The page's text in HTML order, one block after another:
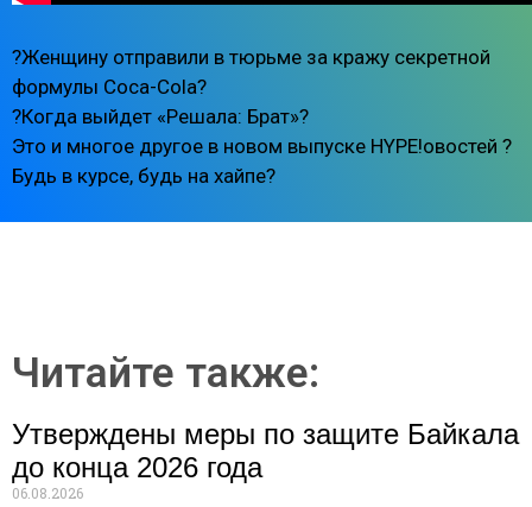
?Женщину отправили в тюрьме за кражу секретной
формулы Coca-Cola?
?Когда выйдет «Решала: Брат»?
Это и многое другое в новом выпуске HYPE!овостей ?
Будь в курсе, будь на хайпе?
Читайте также:
Утверждены меры по защите Байкала
до конца 2026 года
06.08.2026